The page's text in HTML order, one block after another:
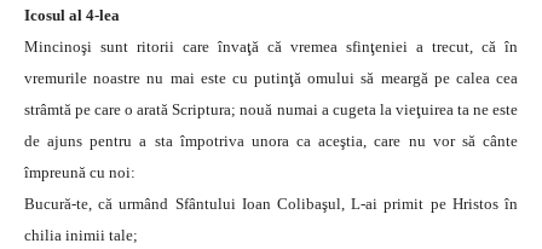
Icosul al 4-lea
Mincinoşi sunt ritorii care învaţă că vremea sfinţeniei a trecut, că în
vremurile noastre nu mai este cu putinţă omului să meargă pe calea cea
strâmtă pe care o arată Scriptura; nouă numai a cugeta la vieţuirea ta ne este
de ajuns pentru a sta împotriva unora ca aceştia, care nu vor să cânte
împreună cu noi:
Bucură-te, că urmând Sfântului Ioan Colibaşul, L-ai primit pe Hristos în
chilia inimii tale;